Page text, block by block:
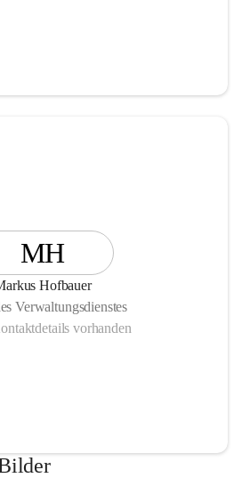
MH
Hofbauer
Verwaltungsdienstes
vorhanden